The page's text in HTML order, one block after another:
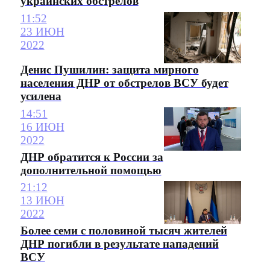
11:52
23 ИЮН
2022
Денис Пушилин: защита мирного
населения ДНР от обстрелов ВСУ будет
усилена
14:51
16 ИЮН
2022
ДНР обратится к России за
дополнительной помощью
21:12
13 ИЮН
2022
Более семи с половиной тысяч жителей
ДНР погибли в результате нападений
ВСУ